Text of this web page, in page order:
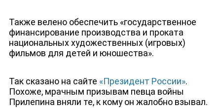
Также велено обеспечить «государственное
финансирование производства и проката
национальных художественных (игровых)
фильмов для детей и юношества».
Так сказано на сайте «Президент России».
Похоже, мрачным призывам певца войны
Прилепина вняли те, к кому он жалобно взывал.